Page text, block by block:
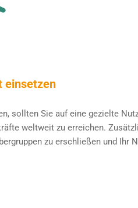
einsetzen
sollten Sie auf eine gezielte
weltweit zu erreichen.
zu erschließen und Ihr